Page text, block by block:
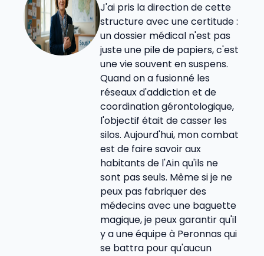
J'ai pris la direction de cette
structure avec une certitude :
un dossier médical n'est pas
juste une pile de papiers, c'est
une vie souvent en suspens.
Quand on a fusionné les
réseaux d'addiction et de
coordination gérontologique,
l'objectif était de casser les
silos. Aujourd'hui, mon combat
est de faire savoir aux
habitants de l'Ain qu'ils ne
sont pas seuls. Même si je ne
peux pas fabriquer des
médecins avec une baguette
magique, je peux garantir qu'il
y a une équipe à Peronnas qui
se battra pour qu'aucun